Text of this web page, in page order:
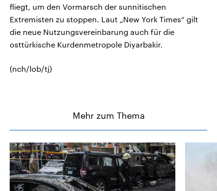
fliegt, um den Vormarsch der sunnitischen
Extremisten zu stoppen. Laut „New York Times“ gilt
die neue Nutzungsvereinbarung auch für die
osttürkische Kurdenmetropole Diyarbakir.
(nch/lob/tj)
Mehr zum Thema